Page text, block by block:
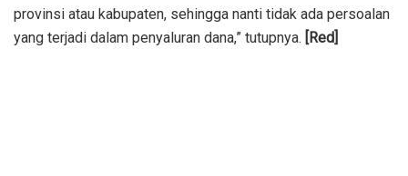
provinsi atau kabupaten, sehingga nanti tidak ada persoalan
yang terjadi dalam penyaluran dana,” tutupnya. [Red]